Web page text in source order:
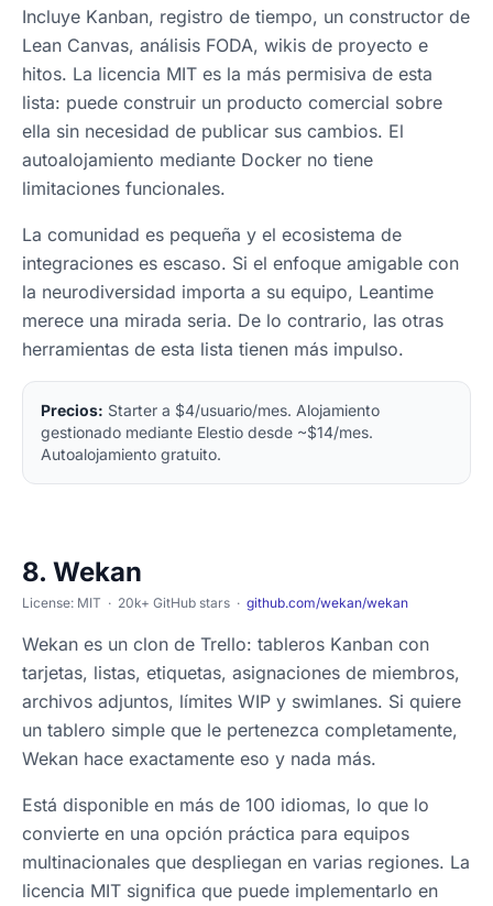
Incluye Kanban, registro de tiempo, un constructor de
Lean Canvas, análisis FODA, wikis de proyecto e
hitos. La licencia MIT es la más permisiva de esta
lista: puede construir un producto comercial sobre
ella sin necesidad de publicar sus cambios. El
autoalojamiento mediante Docker no tiene
limitaciones funcionales.
La comunidad es pequeña y el ecosistema de
integraciones es escaso. Si el enfoque amigable con
la neurodiversidad importa a su equipo, Leantime
merece una mirada seria. De lo contrario, las otras
herramientas de esta lista tienen más impulso.
Precios: Starter a $4/usuario/mes. Alojamiento
gestionado mediante Elestio desde ~$14/mes.
Autoalojamiento gratuito.
8. Wekan
License: MIT · 20k+ GitHub stars · github.com/wekan/wekan
Wekan es un clon de Trello: tableros Kanban con
tarjetas, listas, etiquetas, asignaciones de miembros,
archivos adjuntos, límites WIP y swimlanes. Si quiere
un tablero simple que le pertenezca completamente,
Wekan hace exactamente eso y nada más.
Está disponible en más de 100 idiomas, lo que lo
convierte en una opción práctica para equipos
multinacionales que despliegan en varias regiones. La
licencia MIT significa que puede implementarlo en